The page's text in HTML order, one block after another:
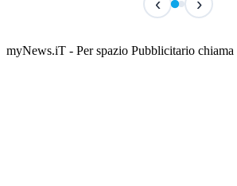
Classic Contest 3vs3 Memorial
📅 6 Agosto 2026 · 09:00 · 📍 Lungomare C. Colombo
myNews.iT - Per spazio Pubblicitario